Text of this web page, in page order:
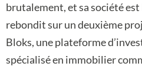
brutalement, et sa société
rebondit sur un deuxième
Bloks, une plateforme
spécialisé en immobilier